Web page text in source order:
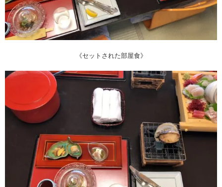
《セットされた部屋食》